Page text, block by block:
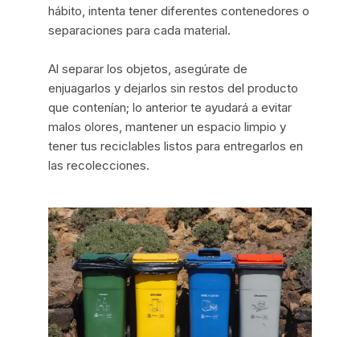
hábito, intenta tener diferentes contenedores o
separaciones para cada material.
Al separar los objetos, asegúrate de
enjuagarlos y dejarlos sin restos del producto
que contenían; lo anterior te ayudará a evitar
malos olores, mantener un espacio limpio y
tener tus reciclables listos para entregarlos en
las recolecciones.